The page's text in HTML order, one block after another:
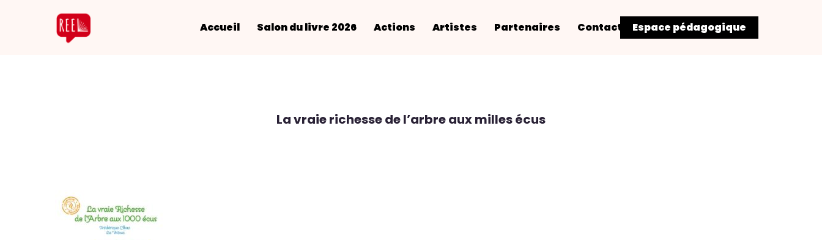
Accueil Salon du livre 2026 Actions Artistes Partenaires Contact Espace pédagogique
La vraie richesse de l’arbre aux milles écus